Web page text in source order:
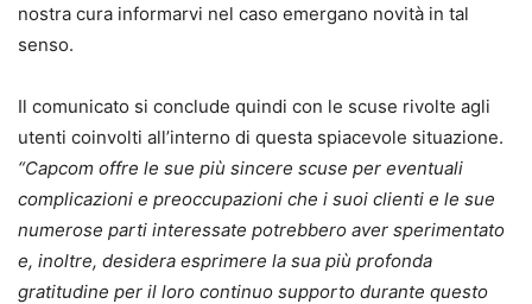
nostra cura informarvi nel caso emergano novità in tal
senso.
Il comunicato si conclude quindi con le scuse rivolte agli
utenti coinvolti all’interno di questa spiacevole situazione.
“Capcom offre le sue più sincere scuse per eventuali
complicazioni e preoccupazioni che i suoi clienti e le sue
numerose parti interessate potrebbero aver sperimentato
e, inoltre, desidera esprimere la sua più profonda
gratitudine per il loro continuo supporto durante questo